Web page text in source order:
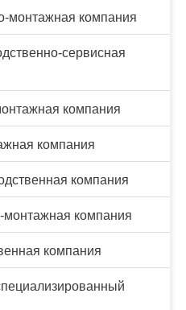
монтажная компания
сервисная
компания
компания
компания
монтажная компания
компания